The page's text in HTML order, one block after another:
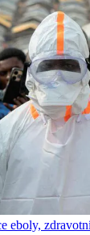
eboly,